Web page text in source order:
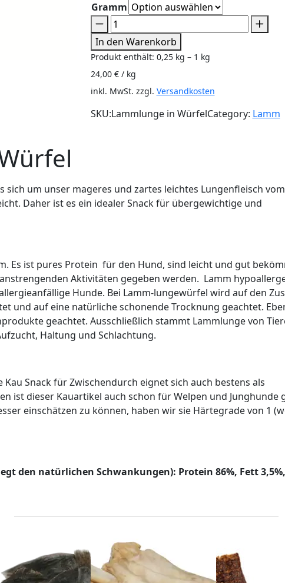
Gramm
In den Warenkorb
Produkt enthält: 0,25 kg – 1 kg
24,00 €/ kg
inkl. MwSt. zzgl. Versandkosten
SKU:Lammlunge in WürfelCategory: Lamm
sich um unser mageres und zartes leichtes Lungenfleisch
Daher ist es ein idealer Snack für übergewichtige und
Es ist pures Protein für den Hund, sind leicht und gut
Aktivitäten gegeben werden. Lamm
Hunde. Bei Lamm-lungewürfel wird auf den
und auf eine natürliche schonende Trocknung geachtet.
geachtet. Ausschließlich stammt Lammlunge von
Haltung und Schlachtung.
Snack für Zwischendurch eignet sich auch bestens als
ist dieser Kauartikel auch schon für Welpen und Junghunde
einschätzen zu können, haben wir sie Härtegrade von 1
den natürlichen Schwankungen): Protein 86%, Fett